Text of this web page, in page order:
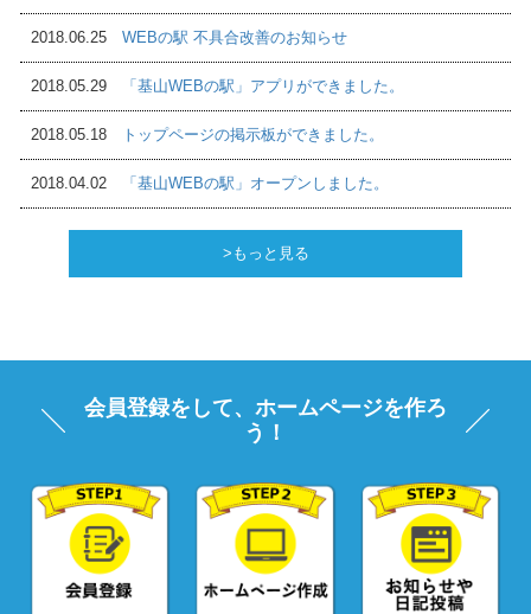
2018.06.25 WEBの駅 不具合改善のお知らせ
2018.05.29 「基山WEBの駅」アプリができました。
2018.05.18 トップページの掲示板ができました。
2018.04.02 「基山WEBの駅」オープンしました。
>もっと見る
会員登録をして、ホームページを作ろ
う！